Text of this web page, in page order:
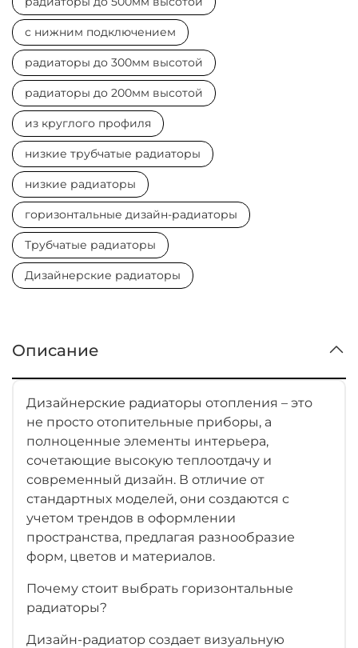
с нижним подключением
радиаторы до 300мм высотой
радиаторы до 200мм высотой
из круглого профиля
низкие трубчатые радиаторы
низкие радиаторы
горизонтальные дизайн-радиаторы
Трубчатые радиаторы
Дизайнерские радиаторы
Описание
Дизайнерские радиаторы отопления – это
не просто отопительные приборы, а
полноценные элементы интерьера,
сочетающие высокую теплоотдачу и
современный дизайн. В отличие от
стандартных моделей, они создаются с
учетом трендов в оформлении
пространства, предлагая разнообразие
форм, цветов и материалов.
Почему стоит выбрать горизонтальные
радиаторы?
Дизайн-радиатор создает визуальную